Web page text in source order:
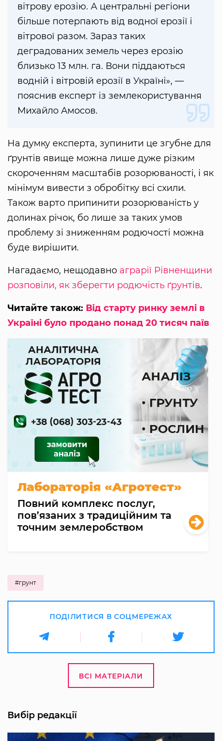
вітрову ерозію. А центральні регіони
більше потерпають від водної ерозії і
вітрової разом. Зараз таких
деградованих земель через ерозію
близько 13 млн. га. Вони піддаються
водній і вітровій ерозії в Україні», —
пояснив експерт із землекористування
Михайло Амосов.
На думку експерта, зупинити це згубне для
ґрунтів явище можна лише дуже різким
скороченням масштабів розорюваності, і як
мінімум вивести з обробітку всі схили.
Також варто припинити розорюваність у
долинах річок, бо лише за таких умов
проблему зі зниженням родючості можна
буде вирішити.
Нагадаємо, нещодавно аграрії Рівненщини
розповіли, як зберегти родючість ґрунтів.
Читайте також: Від старту ринку землі в
Україні було продано понад 20 тисяч паїв
Лабораторія «Агротест»
Повний комплекс послуг,
пов’язаних з традиційним та
точним землеробством
#грунт
ПОДІЛИТИСЯ В СОЦМЕРЕЖАХ
ВСІ МАТЕРІАЛИ
Вибір редакції